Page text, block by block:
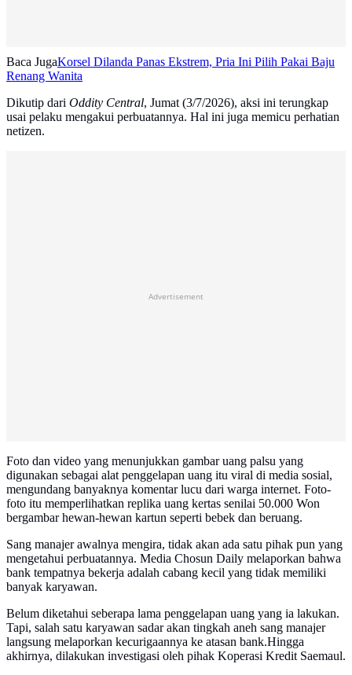
Baca JugaKorsel Dilanda Panas Ekstrem, Pria Ini Pilih Pakai Baju
Renang Wanita
Dikutip dari Oddity Central, Jumat (3/7/2026), aksi ini terungkap
usai pelaku mengakui perbuatannya. Hal ini juga memicu perhatian
netizen.
Advertisement
Foto dan video yang menunjukkan gambar uang palsu yang
digunakan sebagai alat penggelapan uang itu viral di media sosial,
mengundang banyaknya komentar lucu dari warga internet. Foto-
foto itu memperlihatkan replika uang kertas senilai 50.000 Won
bergambar hewan-hewan kartun seperti bebek dan beruang.
Sang manajer awalnya mengira, tidak akan ada satu pihak pun yang
mengetahui perbuatannya. Media Chosun Daily melaporkan bahwa
bank tempatnya bekerja adalah cabang kecil yang tidak memiliki
banyak karyawan.
Belum diketahui seberapa lama penggelapan uang yang ia lakukan.
Tapi, salah satu karyawan sadar akan tingkah aneh sang manajer
langsung melaporkan kecurigaannya ke atasan bank.Hingga
akhirnya, dilakukan investigasi oleh pihak Koperasi Kredit Saemaul.